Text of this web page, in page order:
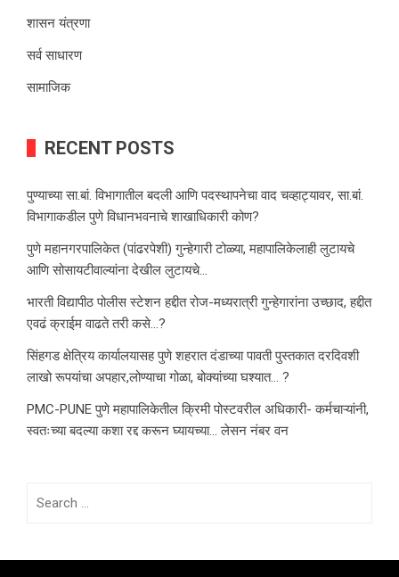
शासन यंत्रणा
सर्व साधारण
सामाजिक
RECENT POSTS
पुण्याच्या सा.बां. विभागातील बदली आणि पदस्थापनेचा वाद चव्हाट्यावर, सा.बां.
विभागाकडील पुणे विधानभवनाचे शाखाधिकारी कोण?
पुणे महानगरपालिकेत (पांढरपेशी) गुन्हेगारी टोळ्या, महापालिकेलाही लुटायचे
आणि सोसायटीवाल्यांना देखील लुटायचे…
भारती विद्यापीठ पोलीस स्टेशन हद्दीत रोज-मध्यरात्री गुन्हेगारांना उच्छाद, हद्दीत
एवढं क्राईम वाढते तरी कसे…?
सिंहगड क्षेत्रिय कार्यालयासह पुणे शहरात दंडाच्या पावती पुस्तकात दरदिवशी
लाखो रूपयांचा अपहार,लोण्याचा गोळा, बोक्यांच्या घश्यात… ?
PMC-PUNE पुणे महापालिकेतील क्रिमी पोस्टवरील अधिकारी- कर्मचाऱ्यांनी,
स्वतःच्या बदल्या कशा रद्द करून घ्यायच्या… लेसन नंबर वन